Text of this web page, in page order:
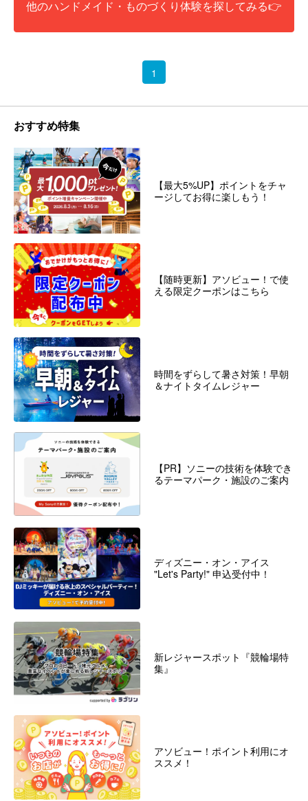
他のハンドメイド・ものづくり体験を探してみる👉
1
おすすめ特集
【最大5%UP】ポイントをチャ
ージしてお得に楽しもう！
【随時更新】アソビュー！で使
える限定クーポンはこちら
時間をずらして暑さ対策！早朝
＆ナイトタイムレジャー
【PR】ソニーの技術を体験でき
るテーマパーク・施設のご案内
ディズニー・オン・アイス
"Let's Party!" 申込受付中！
新レジャースポット『競輪場特
集』
アソビュー！ポイント利用にオ
ススメ！